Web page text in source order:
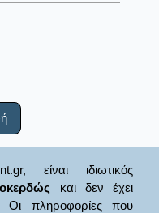
είναι ιδιωτικός
και δεν έχει
Οι πληροφορίες που